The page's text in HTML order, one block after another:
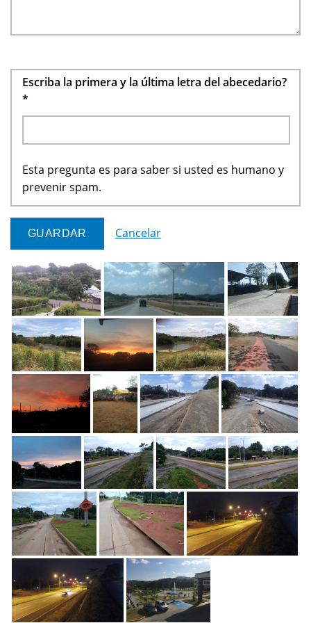
Escriba la primera y la última letra del abecedario?
*
Esta pregunta es para saber si usted es humano y
prevenir spam.
Cancelar